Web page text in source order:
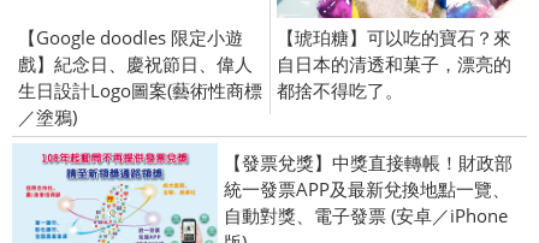
【Google doodles 限定小遊
戲】紀念日、慶祝節日、偉人
生日設計Logo圖案(藝術性商標
／塗鴉)
【琥珀糖】可以吃的寶石？來
自日本的清透和菓子，漂亮的
都捨不得吃了。
【發票兌獎】中獎直接轉帳！財政部
統一發票APP及最新兌換地點一覽、
自動對獎、電子發票 (安卓／iPhone